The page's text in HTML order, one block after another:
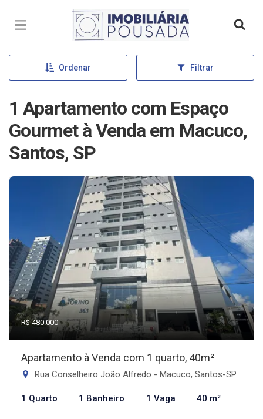
Página inicial
Ordenar Filtrar
1 Apartamento com Espaço
Gourmet à Venda em Macuco,
Santos, SP
R$ 480.000
Apartamento à Venda com 1 quarto, 40m²
Rua Conselheiro João Alfredo - Macuco, Santos-SP
1 Quarto 1 Banheiro 1 Vaga 40 m²